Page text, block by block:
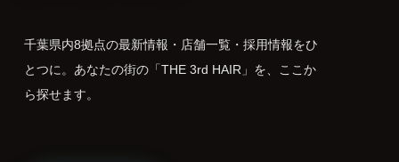
千葉県内8拠点の最新情報・店舗一覧・採用情報をひ
とつに。あなたの街の「THE 3rd HAIR」を、ここか
ら探せます。